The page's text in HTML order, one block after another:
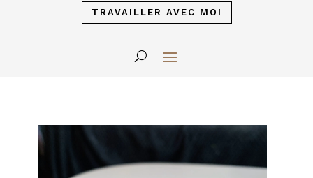
TRAVAILLER AVEC MOI